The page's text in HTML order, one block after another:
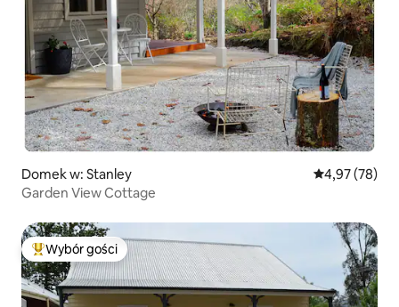
Domek w: Stanley Średnia
4,97 (78)
Garden View Cottage
Najpopularniejsze z kategorii Wybór gości
Wybór gości